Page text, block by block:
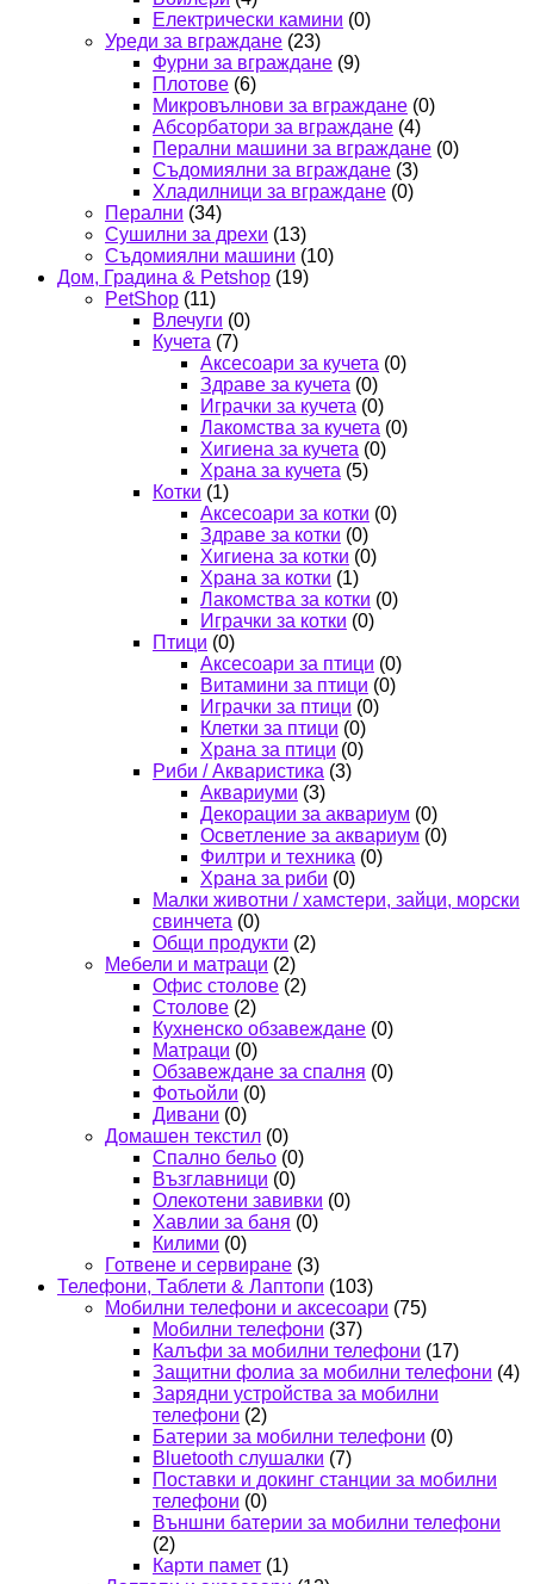
Електрически камини (0)
Уреди за вграждане (23)
Фурни за вграждане (9)
Плотове (6)
Микровълнови за вграждане (0)
Абсорбатори за вграждане (4)
Перални машини за вграждане (0)
Съдомиялни за вграждане (3)
Хладилници за вграждане (0)
Перални (34)
Сушилни за дрехи (13)
Съдомиялни машини (10)
Дом, Градина & Petshop (19)
PetShop (11)
Влечуги (0)
Кучета (7)
Аксесоари за кучета (0)
Здраве за кучета (0)
Играчки за кучета (0)
Лакомства за кучета (0)
Хигиена за кучета (0)
Храна за кучета (5)
Котки (1)
Аксесоари за котки (0)
Здраве за котки (0)
Хигиена за котки (0)
Храна за котки (1)
Лакомства за котки (0)
Играчки за котки (0)
Птици (0)
Аксесоари за птици (0)
Витамини за птици (0)
Играчки за птици (0)
Клетки за птици (0)
Храна за птици (0)
Риби / Акваристика (3)
Аквариуми (3)
Декорации за аквариум (0)
Осветление за аквариум (0)
Филтри и техника (0)
Храна за риби (0)
Малки животни / хамстери, зайци, морски
свинчета (0)
Общи продукти (2)
Мебели и матраци (2)
Офис столове (2)
Столове (2)
Кухненско обзавеждане (0)
Матраци (0)
Обзавеждане за спалня (0)
Фотьойли (0)
Дивани (0)
Домашен текстил (0)
Спално бельо (0)
Възглавници (0)
Олекотени завивки (0)
Хавлии за баня (0)
Килими (0)
Готвене и сервиране (3)
Телефони, Таблети & Лаптопи (103)
Мобилни телефони и аксесоари (75)
Мобилни телефони (37)
Калъфи за мобилни телефони (17)
Защитни фолиа за мобилни телефони (4)
Зарядни устройства за мобилни
телефони (2)
Батерии за мобилни телефони (0)
Bluetooth слушалки (7)
Поставки и докинг станции за мобилни
телефони (0)
Външни батерии за мобилни телефони
(2)
Карти памет (1)